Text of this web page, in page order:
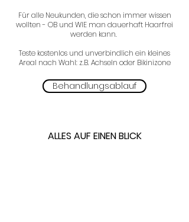
Für alle Neukunden, die schon immer wissen
wollten - OB und WIE man dauerhaft Haarfrei
werden kann.
Teste kostenlos und unverbindlich ein kleines
Areal nach Wahl: z.B. Achseln oder Bikinizone
Behandlungsablauf
ALLES AUF EINEN BLICK